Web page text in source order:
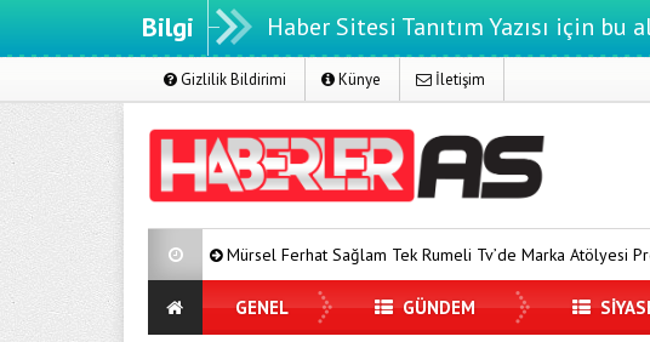
Bilgi Haber Sitesi Tanıtım Yazısı için bu
Gizlilik Bildirimi Künye İletişim
Mürsel Ferhat Sağlam Tek Rumeli Tv’de Marka Atölyesi Programına Konuk
GENEL GÜNDEM